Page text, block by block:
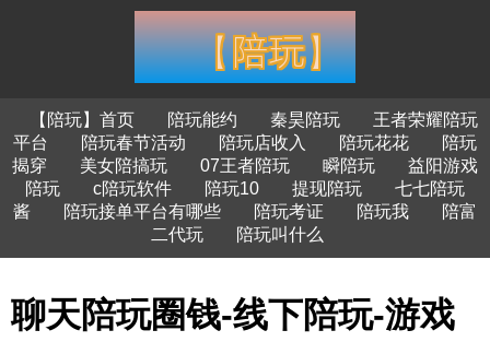
【陪玩】首页 陪玩能约 秦昊陪玩
王者荣耀陪玩
平台
陪玩春节活动 陪玩店收入 陪玩花花
陪玩
揭穿
美女陪搞玩 07王者陪玩 瞬陪玩
益阳游戏
陪玩
c陪玩软件 陪玩10 提现陪玩
七七陪玩
酱
陪玩接单平台有哪些 陪玩考证 陪玩我
陪富
二代玩
陪玩叫什么
聊天陪玩圈钱-线下陪玩-游戏